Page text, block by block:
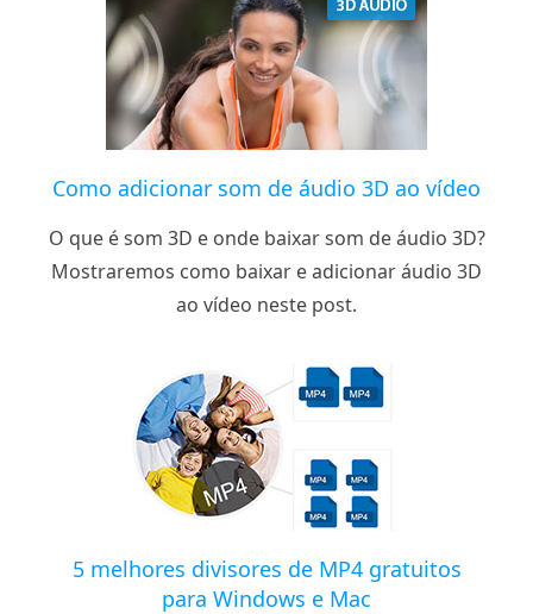
Como adicionar som de áudio 3D ao vídeo
O que é som 3D e onde baixar som de áudio 3D?
Mostraremos como baixar e adicionar áudio 3D
ao vídeo neste post.
5 melhores divisores de MP4 gratuitos
para Windows e Mac